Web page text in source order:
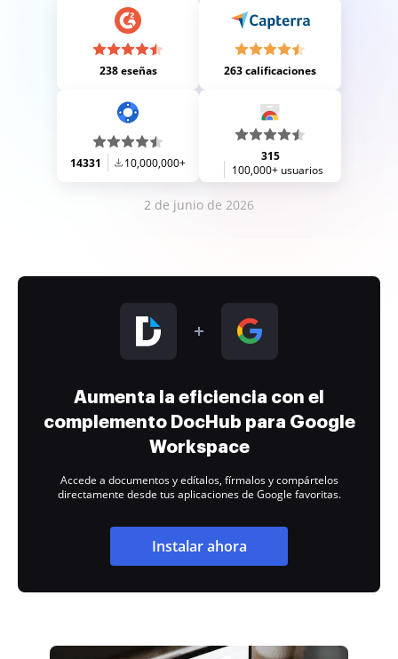
238 eseñas 263 calificaciones
14331 10,000,000+
315
100,000+ usuarios
2 de junio de 2026
Aumenta la eficiencia con el
complemento DocHub para Google
Workspace
Accede a documentos y edítalos, fírmalos y compártelos
directamente desde tus aplicaciones de Google favoritas.
Instalar ahora